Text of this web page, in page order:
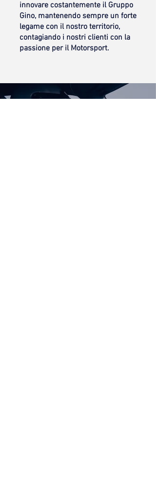
innovare costantemente il Gruppo
Gino, mantenendo sempre un forte
legame con il nostro territorio,
contagiando i nostri clienti con la
passione per il Motorsport.